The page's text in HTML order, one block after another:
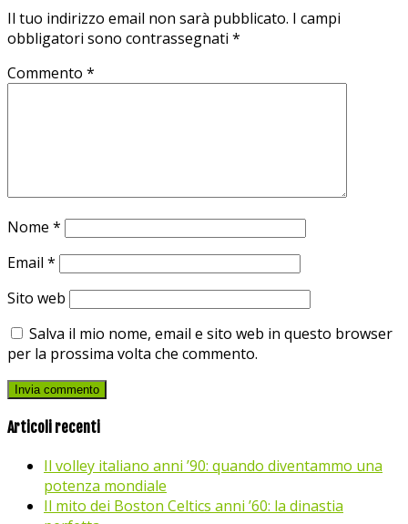
Il tuo indirizzo email non sarà pubblicato. I campi
obbligatori sono contrassegnati *
Commento *
Nome *
Email *
Sito web
Salva il mio nome, email e sito web in questo browser
per la prossima volta che commento.
Articoli recenti
Il volley italiano anni ’90: quando diventammo una
potenza mondiale
Il mito dei Boston Celtics anni ’60: la dinastia